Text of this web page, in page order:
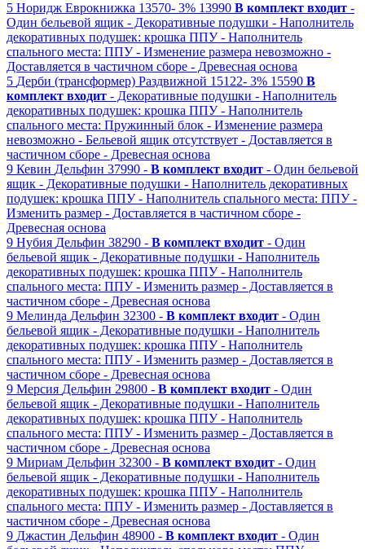
5 Норидж Еврокнижка 13570- 3% 13990 В комплект входит -
Один бельевой ящик - Декоративные подушки - Наполнитель
декоративных подушек: крошка ППУ - Наполнитель
спального места: ППУ - Изменение размера невозможно -
Доставляется в частичном сборе - Древесная основа
5 Дерби (трансформер) Раздвижной 15122- 3% 15590 В
комплект входит - Декоративные подушки - Наполнитель
декоративных подушек: крошка ППУ - Наполнитель
спального места: Пружинный блок - Изменение размера
невозможно - Бельевой ящик отсутствует - Доставляется в
частичном сборе - Древесная основа
9 Кевин Дельфин 37990 - В комплект входит - Один бельевой
ящик - Декоративные подушки - Наполнитель декоративных
подушек: крошка ППУ - Наполнитель спального места: ППУ -
Изменить размер - Доставляется в частичном сборе -
Древесная основа
9 Нубия Дельфин 38290 - В комплект входит - Один
бельевой ящик - Декоративные подушки - Наполнитель
декоративных подушек: крошка ППУ - Наполнитель
спального места: ППУ - Изменить размер - Доставляется в
частичном сборе - Древесная основа
9 Мелинда Дельфин 32300 - В комплект входит - Один
бельевой ящик - Декоративные подушки - Наполнитель
декоративных подушек: крошка ППУ - Наполнитель
спального места: ППУ - Изменить размер - Доставляется в
частичном сборе - Древесная основа
9 Мерсия Дельфин 29800 - В комплект входит - Один
бельевой ящик - Декоративные подушки - Наполнитель
декоративных подушек: крошка ППУ - Наполнитель
спального места: ППУ - Изменить размер - Доставляется в
частичном сборе - Древесная основа
9 Мириам Дельфин 32300 - В комплект входит - Один
бельевой ящик - Декоративные подушки - Наполнитель
декоративных подушек: крошка ППУ - Наполнитель
спального места: ППУ - Изменить размер - Доставляется в
частичном сборе - Древесная основа
9 Джастин Дельфин 48900 - В комплект входит - Один